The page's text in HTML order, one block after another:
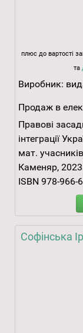
плюс до вартості
та
Виробник:
Продаж в
Правові
інтеграції
мат.
Каменяр,
ISBN 978-966-
Софінська